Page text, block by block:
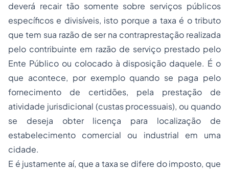
deverá recair tão somente sobre serviços públicos
específicos e divisíveis, isto porque a taxa é o tributo
que tem sua razão de ser na contraprestação realizada
pelo contribuinte em razão de serviço prestado pelo
Ente Público ou colocado à disposição daquele. É o
que acontece, por exemplo quando se paga pelo
fornecimento de certidões, pela prestação de
atividade jurisdicional (custas processuais), ou quando
se deseja obter licença para localização de
estabelecimento comercial ou industrial em uma
cidade.
E é justamente aí, que a taxa se difere do imposto, que